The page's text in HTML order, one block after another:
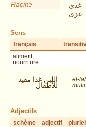
Racine
غذى
غزى
Sens
français
aliment,
nourriture
اللبن غذا مفيد
للأطفال
el-
Adjectifs
schème adjectif pluriel